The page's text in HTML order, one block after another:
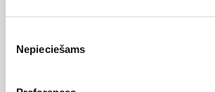
izvēle
Nepieciešams